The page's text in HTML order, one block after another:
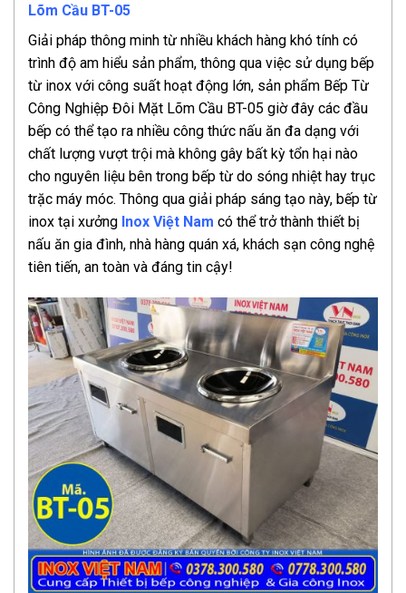
Lõm Cầu BT-05
Giải pháp thông minh từ nhiều khách hàng khó tính có
trình độ am hiểu sản phẩm, thông qua việc sử dụng bếp
từ inox với công suất hoạt động lớn, sản phẩm Bếp Từ
Công Nghiệp Đôi Mặt Lõm Cầu BT-05 giờ đây các đầu
bếp có thể tạo ra nhiều công thức nấu ăn đa dạng với
chất lượng vượt trội mà không gây bất kỳ tổn hại nào
cho nguyên liệu bên trong bếp từ do sóng nhiệt hay trục
trặc máy móc. Thông qua giải pháp sáng tạo này, bếp từ
inox tại xưởng Inox Việt Nam có thể trở thành thiết bị
nấu ăn gia đình, nhà hàng quán xá, khách sạn công nghệ
tiên tiến, an toàn và đáng tin cậy!